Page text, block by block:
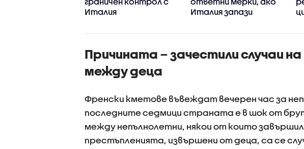
Италия
Италия запази
между двете
Причината – зачестили случаи на
между деца
Френски кметове въвеждат вечерен час за
последните седмици страната е в шок от
между непълнолетни, някои от които
престъпленията, извършени от деца, са се